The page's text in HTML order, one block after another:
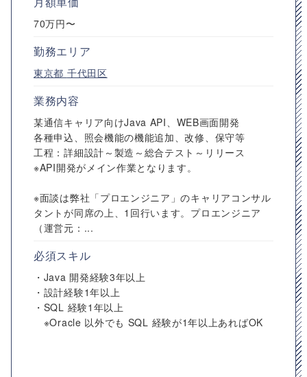
70万円〜
勤務エリア
東京都 千代田区
業務内容
某通信キャリア向けJava API、WEB画面開発
各種申込、照会機能の機能追加、改修、保守等
工程：詳細設計～製造～総合テスト～リリース
※API開発がメイン作業となります。
※面談は弊社「プロエンジニア」のキャリアコンサル
タントが同席の上、1回行います。プロエンジニア
（運営元：...
必須スキル
・Java 開発経験3年以上
・設計経験1年以上
・SQL 経験1年以上
※Oracle 以外でも SQL 経験が1年以上あればOK